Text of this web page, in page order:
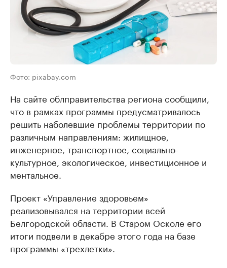
Фото: pixabay.com
На сайте облправительства региона сообщили,
что в рамках программы предусматривалось
решить наболевшие проблемы территории по
различным направлениям: жилищное,
инженерное, транспортное, социально-
культурное, экологическое, инвестиционное и
ментальное.
Проект «Управление здоровьем»
реализовывался на территории всей
Белгородской области. В Старом Осколе его
итоги подвели в декабре этого года на базе
программы «трехлетки».